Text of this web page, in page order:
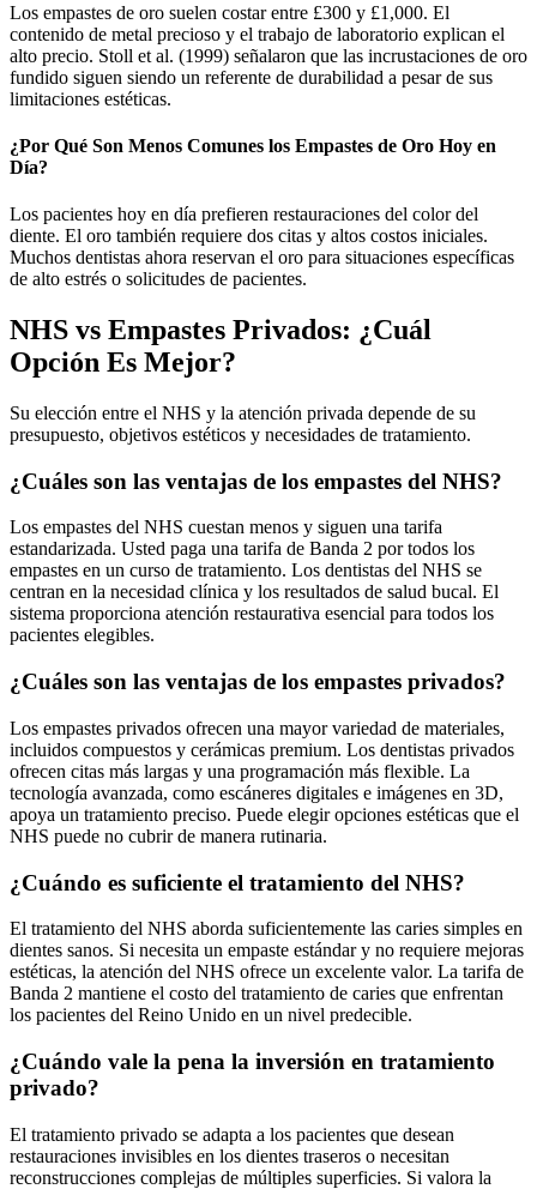
Los empastes de oro suelen costar entre £300 y £1,000. El
contenido de metal precioso y el trabajo de laboratorio explican el
alto precio. Stoll et al. (1999) señalaron que las incrustaciones de oro
fundido siguen siendo un referente de durabilidad a pesar de sus
limitaciones estéticas.
¿Por Qué Son Menos Comunes los Empastes de Oro Hoy en
Día?
Los pacientes hoy en día prefieren restauraciones del color del
diente. El oro también requiere dos citas y altos costos iniciales.
Muchos dentistas ahora reservan el oro para situaciones específicas
de alto estrés o solicitudes de pacientes.
NHS vs Empastes Privados: ¿Cuál
Opción Es Mejor?
Su elección entre el NHS y la atención privada depende de su
presupuesto, objetivos estéticos y necesidades de tratamiento.
¿Cuáles son las ventajas de los empastes del NHS?
Los empastes del NHS cuestan menos y siguen una tarifa
estandarizada. Usted paga una tarifa de Banda 2 por todos los
empastes en un curso de tratamiento. Los dentistas del NHS se
centran en la necesidad clínica y los resultados de salud bucal. El
sistema proporciona atención restaurativa esencial para todos los
pacientes elegibles.
¿Cuáles son las ventajas de los empastes privados?
Los empastes privados ofrecen una mayor variedad de materiales,
incluidos compuestos y cerámicas premium. Los dentistas privados
ofrecen citas más largas y una programación más flexible. La
tecnología avanzada, como escáneres digitales e imágenes en 3D,
apoya un tratamiento preciso. Puede elegir opciones estéticas que el
NHS puede no cubrir de manera rutinaria.
¿Cuándo es suficiente el tratamiento del NHS?
El tratamiento del NHS aborda suficientemente las caries simples en
dientes sanos. Si necesita un empaste estándar y no requiere mejoras
estéticas, la atención del NHS ofrece un excelente valor. La tarifa de
Banda 2 mantiene el costo del tratamiento de caries que enfrentan
los pacientes del Reino Unido en un nivel predecible.
¿Cuándo vale la pena la inversión en tratamiento
privado?
El tratamiento privado se adapta a los pacientes que desean
restauraciones invisibles en los dientes traseros o necesitan
reconstrucciones complejas de múltiples superficies. Si valora la